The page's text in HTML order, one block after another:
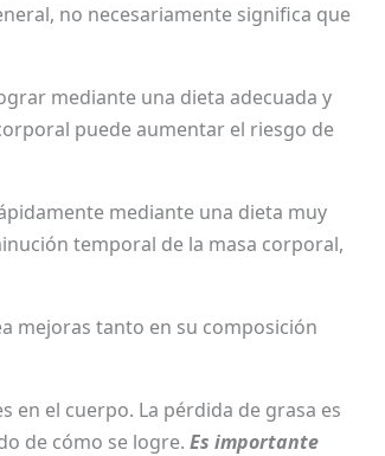
no necesariamente significa que
mediante una dieta adecuada y
puede aumentar el riesgo de
mediante una dieta muy
temporal de la masa corporal,
mejoras tanto en su composición
el cuerpo. La pérdida de grasa es
de cómo se logre. Es importante